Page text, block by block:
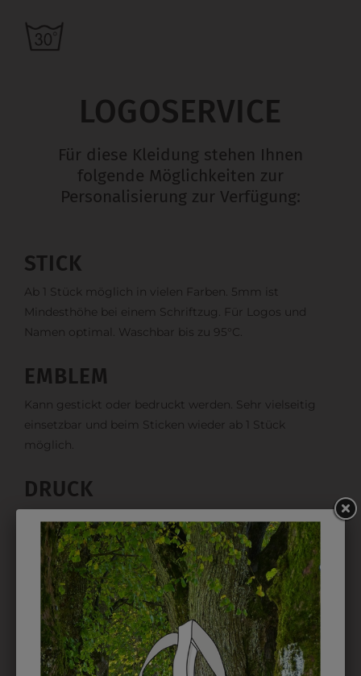
LOGOSERVICE
Für diese Kleidung stehen Ihnen
folgende Möglichkeiten zur
Personalisierung zur Verfügung:
STICK
Ab 1 Stück möglich in vielen Farben. 5mm ist
Mindesthöhe bei einem Schriftzug. Für Logos und
Namen optimal. Waschbar bis zu 95°C.
EMBLEM
Kann gestickt oder bedruckt werden. Sehr vielseitig
einsetzbar und beim Sticken wieder ab 1 Stück
möglich.
DRUCK
kostet jede Farbe extra und ist erst ab 12 Stück
möglich. Waschbar bis zu 60°C.